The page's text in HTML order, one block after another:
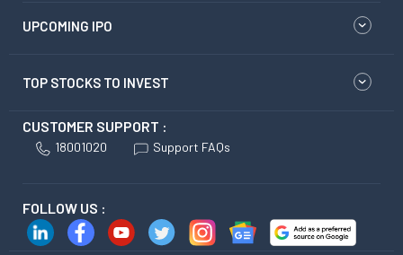
UPCOMING IPO
TOP STOCKS TO INVEST
CUSTOMER SUPPORT :
18001020 Support FAQs
FOLLOW US :